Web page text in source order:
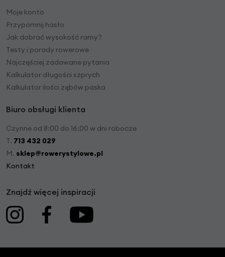
Moje konto
Przypomnij hasło
Jak dobrać wysokość ramy?
Testy i porady rowerowe
Najczęściej zadawane pytania
Kalkulator długości szprych
Kalkulator ilości zębów paska
Biuro obsługi klienta
Czynne od 8:00 do 16:00 w dni robocze
T. 713 432 029
M. sklep@rowerystylowe.pl
Kontakt
Znajdź więcej inspiracji